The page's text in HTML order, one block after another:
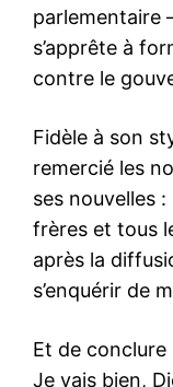
s’apprête à
contre le
Fidèle à son
remercié les
ses nouvelles
frères et tous
après la
s’enquérir de
Et de conclure
Je vais bien,